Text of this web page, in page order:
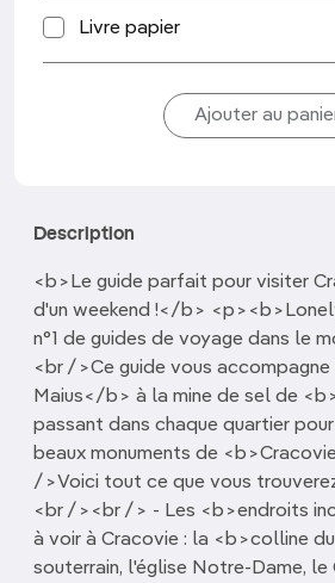
Livre papier
Description
<b>Le guide parfait pour visiter
d'un weekend !</b>
n°1 de guides de voyage dans le
<br />Ce guide vous
Maius</b> à la mine de sel de
passant dans chaque quartier
beaux monuments de
/>Voici tout ce que vous
<br /><br /> - Les <b>endroits
à voir à Cracovie : la <b>colline
souterrain, l'église Notre-Dame, le